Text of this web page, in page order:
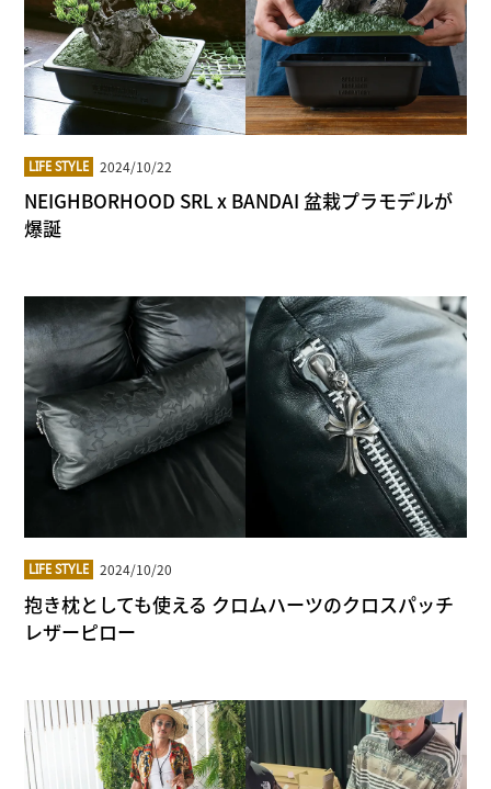
LIFE STYLE 2024/10/22
NEIGHBORHOOD SRL x BANDAI 盆栽プラモデルが
爆誕
LIFE STYLE 2024/10/20
抱き枕としても使える クロムハーツのクロスパッチ
レザーピロー